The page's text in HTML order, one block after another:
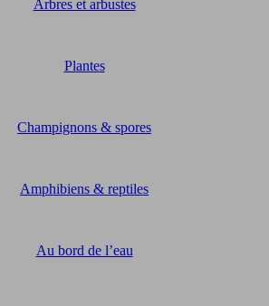
Arbres et arbustes
Plantes
Champignons & spores
Amphibiens & reptiles
Au bord de l’eau